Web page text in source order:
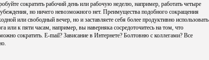
сократить рабочий день или рабочую неделю, например, работать четыре
но ничего невозможного нет. Преимущества подобного сокращения
или свободный вечер, но и заставляете себя более продуктивно использовать
или к пяти часам, например, вы наверняка сосредоточитесь на том, что
сократить. E-mail? Зависание в Интернете? Болтовню с коллегами? Все